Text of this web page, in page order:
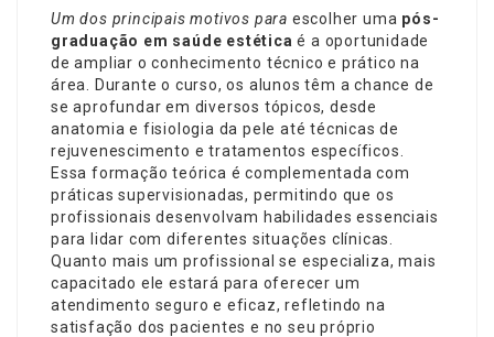
Um dos principais motivos para escolher uma pós-
graduação em saúde estética é a oportunidade
de ampliar o conhecimento técnico e prático na
área. Durante o curso, os alunos têm a chance de
se aprofundar em diversos tópicos, desde
anatomia e fisiologia da pele até técnicas de
rejuvenescimento e tratamentos específicos.
Essa formação teórica é complementada com
práticas supervisionadas, permitindo que os
profissionais desenvolvam habilidades essenciais
para lidar com diferentes situações clínicas.
Quanto mais um profissional se especializa, mais
capacitado ele estará para oferecer um
atendimento seguro e eficaz, refletindo na
satisfação dos pacientes e no seu próprio